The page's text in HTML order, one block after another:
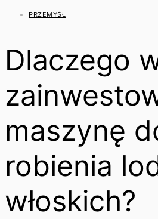
PRZEMYSŁ
Dlaczego
maszynę
robienia
włoskich?